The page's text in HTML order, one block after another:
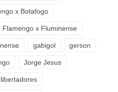
x Botafogo
Flamengo x Fluminense
gabigol gerson
Jorge Jesus
libertadores